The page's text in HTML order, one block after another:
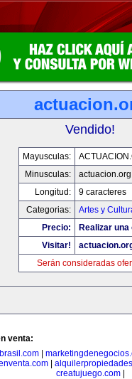
Vendido!
Mayusculas:
Minusculas:
actuacion.org
Longitud:
9 caracteres
Categorias:
Artes y
Precio:
Realizar
Visitar!
Serán consideradas
venta:
creatujuego.com|